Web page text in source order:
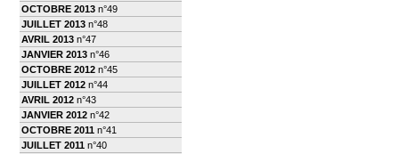
OCTOBRE 2013 n°49
JUILLET 2013 n°48
AVRIL 2013 n°47
JANVIER 2013 n°46
OCTOBRE 2012 n°45
JUILLET 2012 n°44
AVRIL 2012 n°43
JANVIER 2012 n°42
OCTOBRE 2011 n°41
JUILLET 2011 n°40